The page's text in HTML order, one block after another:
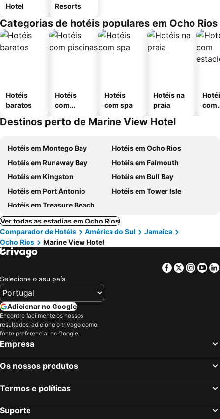
Hotel Resorts
Categorias de hotéis populares em Ocho Rios
Hotéis
baratos
Hotéis
com
Hotéis
com spa
Hotéis na
praia
com
Destinos perto de Marine View Hotel
Hotéis em Montego Bay
Hotéis em Ocho Rios
Hotéis em Runaway Bay
Hotéis em Falmouth
Hotéis em Kingston
Hotéis em Bull Bay
Hotéis em Port Antonio
Hotéis em Tower Isle
Hotéis em Treasure Beach
Ver todas as estadias em Ocho Rios
Comparador de Hotéis
América do Sul
Jamaica
Ocho Rios
Marine View Hotel
Facebook
Twitter
Selecione o seu país
Adicionar no Google
Encontre facilmente os nossos
resultados: adicione o trivago como
fonte preferencial no Google.
Empresa
Os nossos produtos
Termos e políticas
Suporte